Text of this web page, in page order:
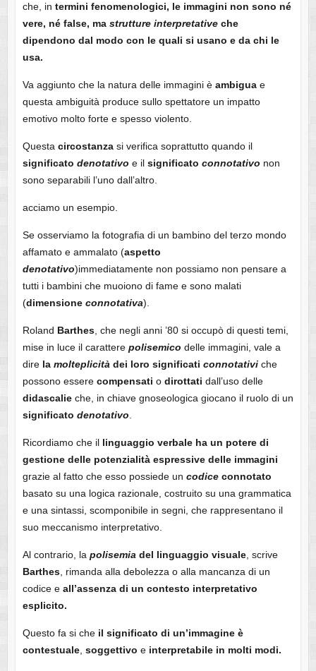
che, in termini fenomenologici, le immagini non sono né
vere, né false, ma strutture interpretativeche
dipendono dal modo con le quali si usano e da chi le
usa.
Va aggiunto che la natura delle immagini è ambiguae
questa ambiguità produce sullo spettatore un impatto
emotivo molto forte e spesso violento.
Questa circostanzasi verifica soprattutto quando il
significato denotativo e il significato connotativo non
sono separabili l’uno dall’altro.
acciamo un esempio.
Se osserviamo la fotografia di un bambino del terzo mondo
affamato e ammalato (aspetto
denotativo)immediatamente non possiamo non pensare a
tutti i bambini che muoiono di fame e sono malati
(dimensione connotativa).
Roland Barthes, che negli anni ’80 si occupò di questi temi,
mise in luce il carattere polisemico delle immagini, vale a
dire la molteplicitàdei loro significati connotativiche
possono essere compensati o dirottati dall’uso delle
didascalieche, in chiave gnoseologica giocano il ruolo di un
significato denotativo.
Ricordiamo che il linguaggio verbale ha un potere di
gestione delle potenzialità espressive delle immagini
grazie al fatto che esso possiede un codice connotato
basato su una logica razionale, costruito su una grammatica
e una sintassi, scomponibile in segni, che rappresentano il
suo meccanismo interpretativo.
Al contrario, la polisemiadel linguaggio visuale, scrive
Barthes, rimanda alla debolezza o alla mancanza di un
codice e all’assenza di un contesto interpretativo
esplicito.
Questo fa si che il significato di un’immagine è
contestuale, soggettivo e interpretabile in molti modi.